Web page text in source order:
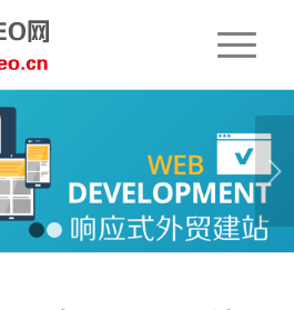
下一页
1 2